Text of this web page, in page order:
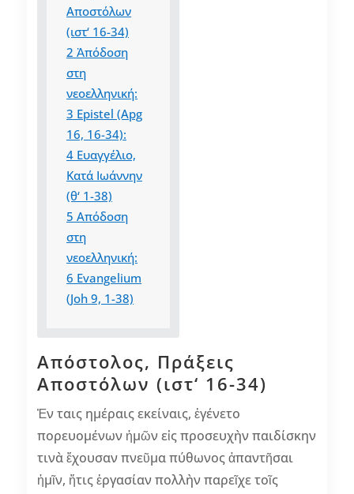
Αποστόλων
(ιστ‘ 16-34)
2 Ἀπόδοση
στη
νεοελληνική:
3 Epistel (Apg
16, 16-34):
4 Ευαγγέλιο,
Κατά Ιωάννην
(θ‘ 1-38)
5 Απόδοση
στη
νεοελληνική:
6 Evangelium
(Joh 9, 1-38)
Απόστολος, Πράξεις
Αποστόλων (ιστ‘ 16-34)
Ἐν ταις ημέραις εκείναις, ἐγένετο
πορευομένων ἡμῶν εἰς προσευχὴν παιδίσκην
τινὰ ἔχουσαν πνεῦμα πύθωνος ἀπαντῆσαι
ἡμῖν, ἥτις ἐργασίαν πολλὴν παρεῖχε τοῖς